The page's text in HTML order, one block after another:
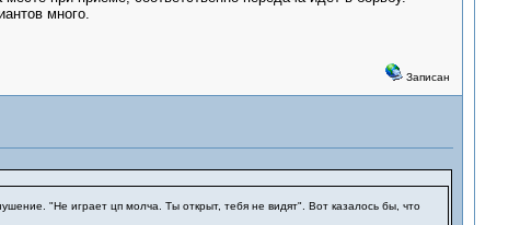
много.
Записан
"Не играет цп молча. Ты открыт, тебя не видят". Вот казалось бы, что